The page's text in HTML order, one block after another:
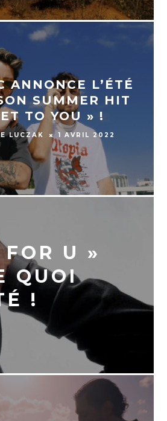
ANNONCE L’ÉTÉ
SUMMER HIT
TO YOU » !
LUCZAK 1 AVRIL 2022
U »
QUOI
!